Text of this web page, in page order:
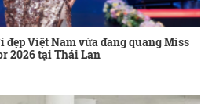
đẹp Việt Nam vừa đăng quang Miss
2026 tại Thái Lan